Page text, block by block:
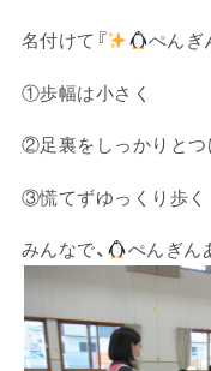
名付けて『 ぺんぎ
①歩幅は小さく
②足裏をしっかりとつ
③慌てずゆっくり歩く
みんなで、 ぺんぎん